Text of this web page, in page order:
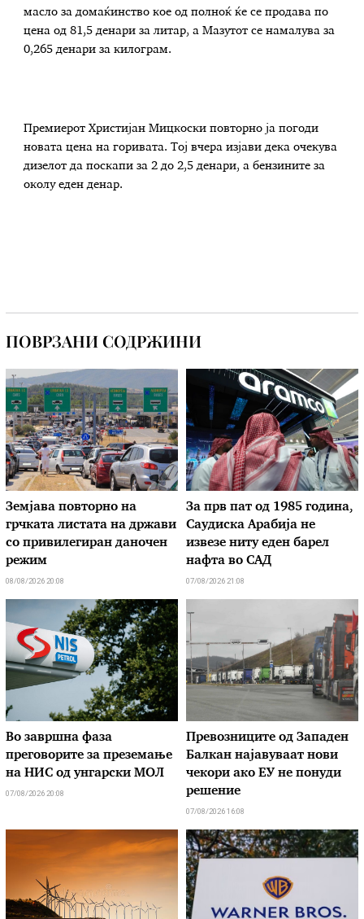
масло за домаќинство кое од полноќ ќе се продава по
цена од 81,5 денари за литар, а Мазутот се намалува за
0,265 денари за килограм.
Премиерот Христијан Мицкоски повторно ја погоди
новата цена на горивата. Тој вчера изјави дека очекува
дизелот да поскапи за 2 до 2,5 денари, а бензините за
околу еден денар.
ПОВРЗАНИ СОДРЖИНИ
Земјава повторно на
грчката листата на држави
со привилегиран даночен
режим
08/08/2026 20:08
За прв пат од 1985 година,
Саудиска Арабија не
извезе ниту еден барел
нафта во САД
07/08/2026 21:08
Во завршна фаза
преговорите за преземање
на НИС од унгарски МОЛ
07/08/2026 20:08
Превозниците од Западен
Балкан најавуваат нови
чекори ако ЕУ не понуди
решение
07/08/2026 16:08